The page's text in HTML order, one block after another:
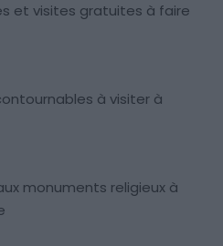
et visites gratuites à faire
à visiter à
monuments religieux à